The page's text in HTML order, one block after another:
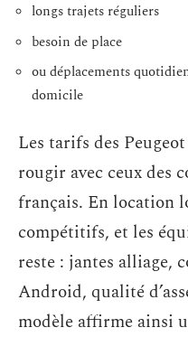
longs trajets réguliers
besoin de place
ou déplacements
domicile
Les tarifs des
rougir avec ceux des
français. En location
compétitifs, et les
reste : jantes alliage,
Android, qualité
modèle affirme ainsi